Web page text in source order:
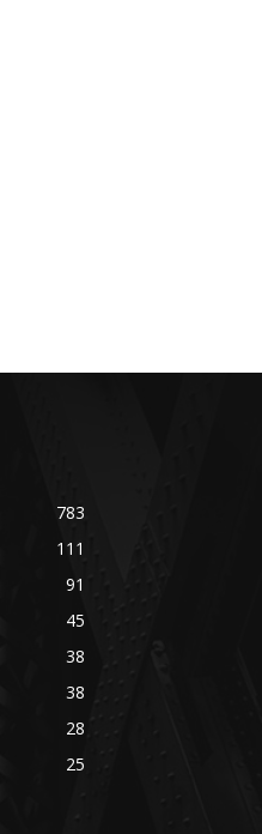
783
111
91
45
38
38
28
25